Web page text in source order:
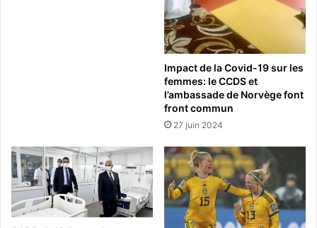
Impact de la Covid-19 sur les
femmes: le CCDS et
l’ambassade de Norvège font
front commun
27 juin 2024